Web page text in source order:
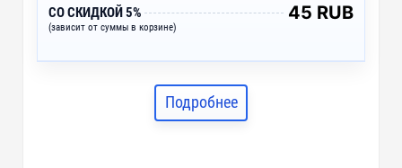
СО СКИДКОЙ 5%
(зависит от суммы в корзине)
45 RUB
Подробнее